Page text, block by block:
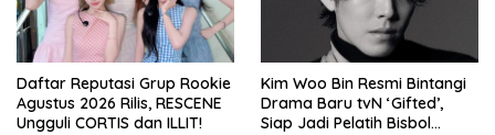
Daftar Reputasi Grup Rookie
Agustus 2026 Rilis, RESCENE
Ungguli CORTIS dan ILLIT!
Kim Woo Bin Resmi Bintangi
Drama Baru tvN ‘Gifted’,
Siap Jadi Pelatih Bisbol